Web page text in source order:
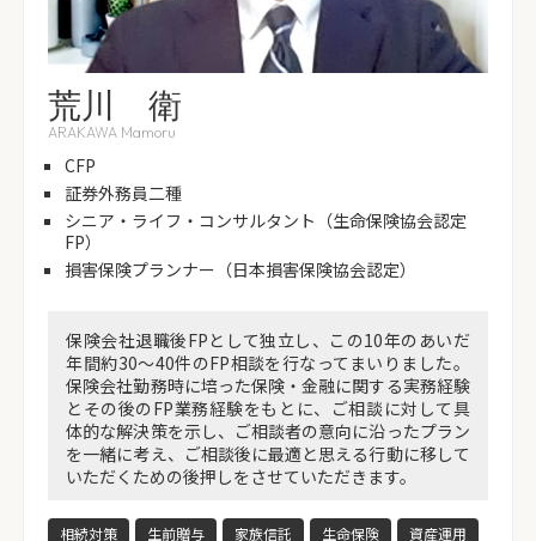
荒川 衛
ARAKAWA Mamoru
CFP
証券外務員二種
シニア・ライフ・コンサルタント（生命保険協会認定
FP）
損害保険プランナー（日本損害保険協会認定）
保険会社退職後FPとして独立し、この10年のあいだ
年間約30～40件のFP相談を行なってまいりました。
保険会社勤務時に培った保険・金融に関する実務経験
とその後のFP業務経験をもとに、ご相談に対して具
体的な解決策を示し、ご相談者の意向に沿ったプラン
を一緒に考え、ご相談後に最適と思える行動に移して
いただくための後押しをさせていただきます。
相続対策 生前贈与 家族信託 生命保険
資産運用